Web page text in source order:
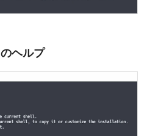
のヘルプ